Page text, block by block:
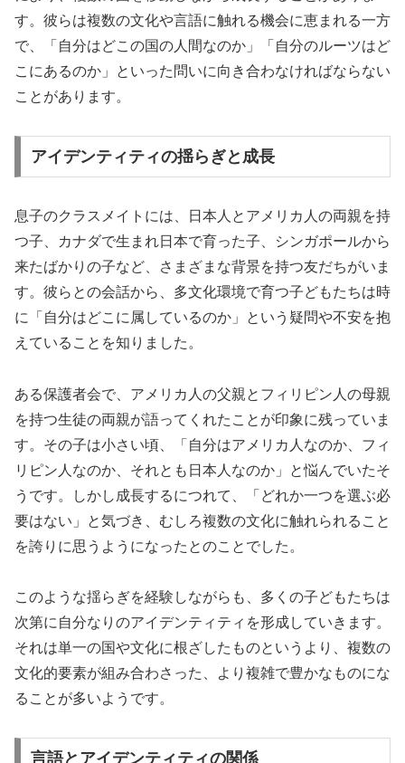
す。彼らは複数の文化や言語に触れる機会に恵まれる一方
で、「自分はどこの国の人間なのか」「自分のルーツはど
こにあるのか」といった問いに向き合わなければならない
ことがあります。
アイデンティティの揺らぎと成長
息子のクラスメイトには、日本人とアメリカ人の両親を持
つ子、カナダで生まれ日本で育った子、シンガポールから
来たばかりの子など、さまざまな背景を持つ友だちがいま
す。彼らとの会話から、多文化環境で育つ子どもたちは時
に「自分はどこに属しているのか」という疑問や不安を抱
えていることを知りました。
ある保護者会で、アメリカ人の父親とフィリピン人の母親
を持つ生徒の両親が語ってくれたことが印象に残っていま
す。その子は小さい頃、「自分はアメリカ人なのか、フィ
リピン人なのか、それとも日本人なのか」と悩んでいたそ
うです。しかし成長するにつれて、「どれか一つを選ぶ必
要はない」と気づき、むしろ複数の文化に触れられること
を誇りに思うようになったとのことでした。
このような揺らぎを経験しながらも、多くの子どもたちは
次第に自分なりのアイデンティティを形成していきます。
それは単一の国や文化に根ざしたものというより、複数の
文化的要素が組み合わさった、より複雑で豊かなものにな
ることが多いようです。
言語とアイデンティティの関係